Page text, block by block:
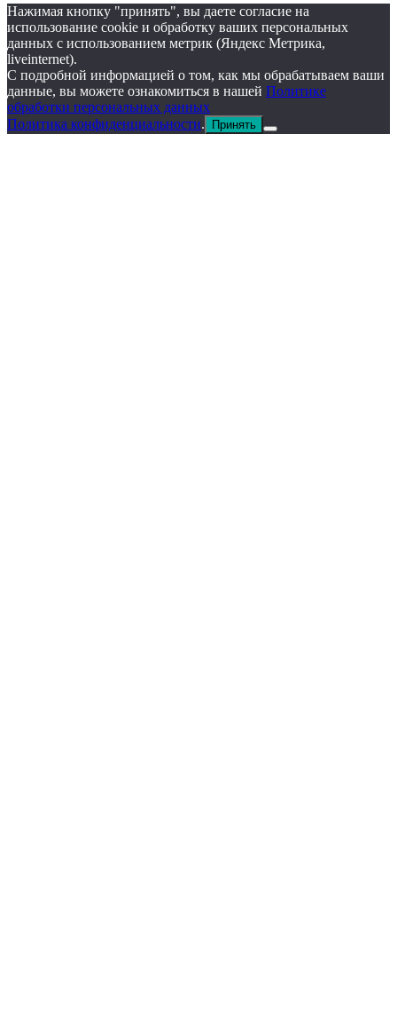
Нажимая кнопку "принять", вы даете согласие на
использование cookie и обработку ваших персональных
данных с использованием метрик (Яндекс Метрика,
liveinternet).
С подробной информацией о том, как мы обрабатываем ваши
данные, вы можете ознакомиться в нашей Политике
обработки персональных данных
Политика конфиденциальности. Принять